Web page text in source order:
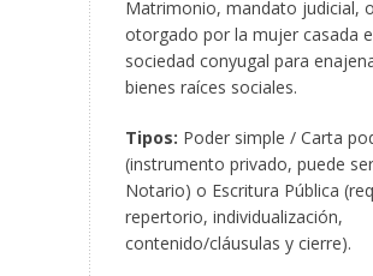
Matrimonio, mandato judicial,
otorgado por la mujer casada
sociedad conyugal para
bienes raíces sociales.
Tipos: Poder simple / Carta
(instrumento privado, puede
Notario) o Escritura Pública
repertorio, individualización,
contenido/cláusulas y cierre).